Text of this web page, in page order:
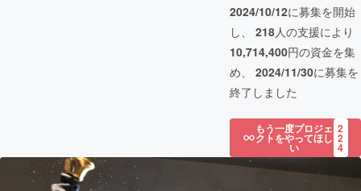
2024/10/12に募集を開始
し、 218人の支援により
10,714,400円の資金を集
め、 2024/11/30に募集を
終了しました
もう一度プロジェ
クトをやってほし
い
2
2
4